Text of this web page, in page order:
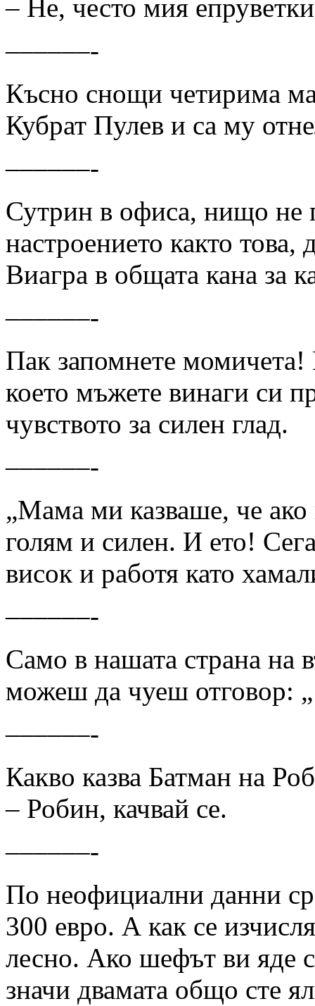
– Не, често мия
––––––-
Късно снощи четирима
Кубрат Пулев и са му
––––––-
Сутрин в офиса, нищо не
настроението както
Виагра в общата кана за
––––––-
Пак запомнете момичета!
което мъжете винаги си
чувството за силен глад.
––––––-
„Мама ми казваше, че
голям и силен. И ето!
висок и работя като
––––––-
Само в нашата страна на
можеш да чуеш
––––––-
Какво казва Батман на
– Робин, качвай се.
––––––-
По неофициални данни
300 евро. А как се
лесно. Ако шефът ви яде
значи двамата общо сте